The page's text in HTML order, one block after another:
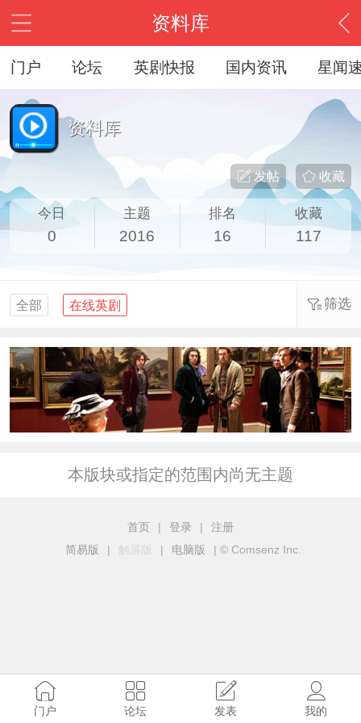
资料库
门户 论坛 英剧快报 国内资讯 星闻
资料库
收藏
发帖
今日
0
主题
2016
排名
16
收藏
117
全部 在线英剧 筛选
本版块或指定的范围内尚无主题
首页 | 登录 |
注册
简易版
| 触屏版 | 电脑版 | © Comsenz Inc.
门户 论坛 发表 我的